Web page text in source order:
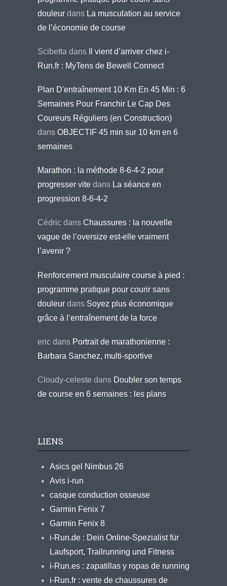
douleur dans La musculation au service
de l’économie de course
Scibetta dans
Il vient d’arriver chez i-
Run.fr : MyTens de Bewell Connect
Plan D'entraînement 10 Km En 45 Min : 6
Semaines Pour Franchir Le Cap Des
Coureurs Réguliers (en Construction)
dans OBJECTIF 45 min sur 10 km en 6
semaines
Marathon : la méthode 8-6-4-2 pour
progresser vite dans La séance en
progression 8-6-4-2
Cédric dans Chaussures : la nouvelle
vague de l’oversize est-elle vraiment
l’avenir ?
Renforcement musculaire course à pied :
programme pratique pour courir sans
douleur dans Soyez plus économique
grâce à l’entraînement de la force
eric dans Portrait de marathonienne :
Barbara Sanchez, multi-sportive
Cloudy-celeste dans Doubler son temps
de course en 6 semaines : les plans
LIENS
Asics gel Nimbus 26
Avis i-run
casque conduction osseuse
Garmin Fenix 7
Garmin Fenix 8
i-Run.de : Dein Online-Spezialist für
Laufsport, Trailrunning und Fitness
i-Run.es : zapatillas y ropas de running
i-Run.fr : vente de chaussures de